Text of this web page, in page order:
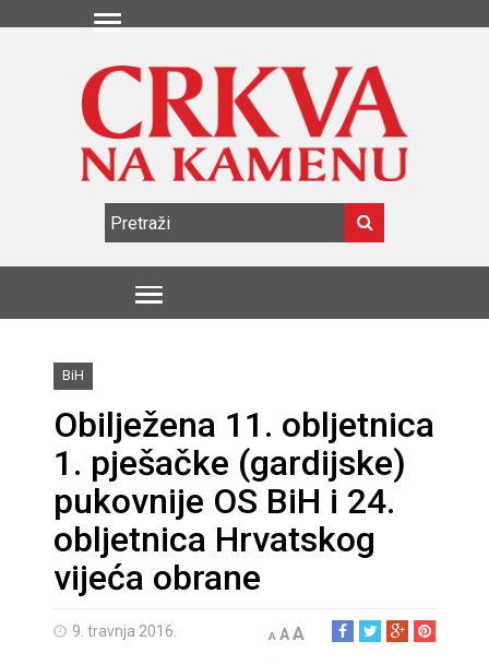
BiH
Obilježena 11. obljetnica
1. pješačke (gardijske)
pukovnije OS BiH i 24.
obljetnica Hrvatskog
vijeća obrane
9. travnja 2016. A AA